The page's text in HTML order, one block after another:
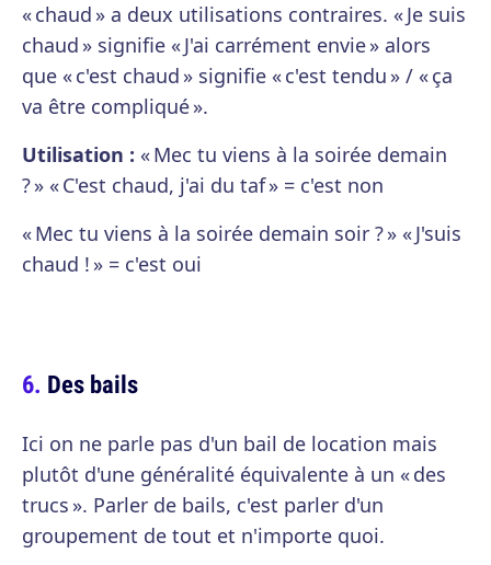
« chaud » a deux utilisations contraires. « Je suis
chaud » signifie « J'ai carrément envie » alors
que « c'est chaud » signifie « c'est tendu » / « ça
va être compliqué ».
Utilisation : « Mec tu viens à la soirée demain
? » « C'est chaud, j'ai du taf » = c'est non
« Mec tu viens à la soirée demain soir ? » « J'suis
chaud ! » = c'est oui
Des bails
Ici on ne parle pas d'un bail de location mais
plutôt d'une généralité équivalente à un « des
trucs ». Parler de bails, c'est parler d'un
groupement de tout et n'importe quoi.